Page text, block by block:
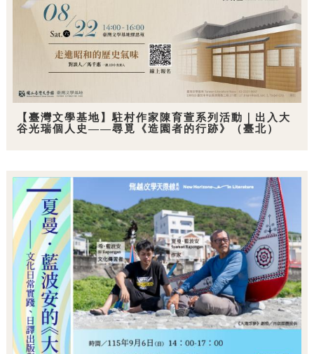
【臺灣文學基地】駐村作家陳育萱系列活動｜出入大
谷光瑞個人史——尋覓《造園者的行跡》（臺北）